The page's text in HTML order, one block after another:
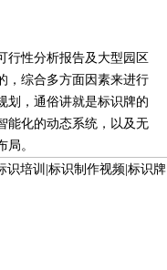
行性分析报告及大型园区
，综合多方面因素来进行
划，通俗讲就是标识牌的
能化的动态系统，以及无
。